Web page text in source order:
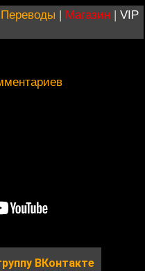
Переводы | Магазин | VIP
ВКонтакте